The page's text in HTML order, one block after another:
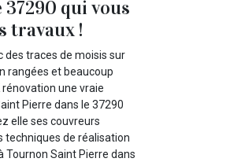
qui vous
travaux !
des traces de moisis sur
rangées et beaucoup
rénovation une vraie
Pierre dans le 37290
elle ses couvreurs
techniques de réalisation
Tournon Saint Pierre dans